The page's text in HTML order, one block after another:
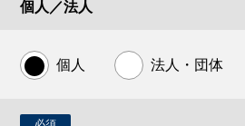
個人／法人
個人 法人・団体
必須